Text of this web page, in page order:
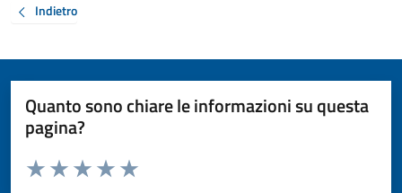
Indietro
Quanto sono chiare le informazioni su questa
pagina?
Valuta da 1 a 5 stelle la pagina